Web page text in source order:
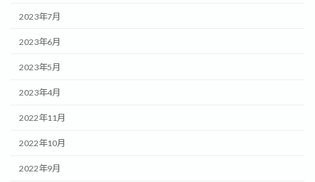
2023年7月
2023年6月
2023年5月
2023年4月
2022年11月
2022年10月
2022年9月